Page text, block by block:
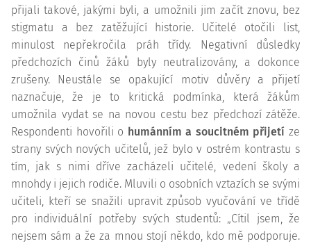
přijali takové, jakými byli, a umožnili jim začít znovu, bez
stigmatu a bez zatěžující historie. Učitelé otočili list,
minulost nepřekročila práh třídy. Negativní důsledky
předchozích činů žáků byly neutralizovány, a dokonce
zrušeny. Neustále se opakující motiv důvěry a přijetí
naznačuje, že je to kritická podmínka, která žákům
umožnila vydat se na novou cestu bez předchozí zátěže.
Respondenti hovořili o humánním a soucitném přijetí ze
strany svých nových učitelů, jež bylo v ostrém kontrastu s
tím, jak s nimi dříve zacházeli učitelé, vedení školy a
mnohdy i jejich rodiče. Mluvili o osobních vztazích se svými
učiteli, kteří se snažili upravit způsob vyučování ve třídě
pro individuální potřeby svých studentů: „Cítil jsem, že
nejsem sám a že za mnou stojí někdo, kdo mě podporuje.